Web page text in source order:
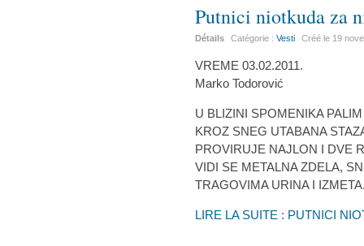
Putnici niotkuda za
Détails Catégorie :Vesti Créé le 19
VREME 03.02.2011.
Marko Todorović
U BLIZINI SPOMENIKA
KROZ SNEG UTABANA
PROVIRUJE NAJLON I DVE
VIDI SE METALNA ZDELA,
TRAGOVIMA URINA I
LIRE LA SUITE : PUTNICI